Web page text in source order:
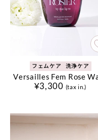
フェムケア 洗浄ケア
Versailles Fem Rose
¥3,300 (tax in.)